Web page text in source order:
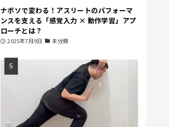
ナボソで変わる！アスリートのパフォーマ
ンスを支える「感覚入力 × 動作学習」アプ
ローチとは？
2025年7月9日 未分類